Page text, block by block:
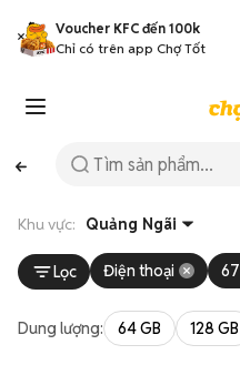
Voucher KFC đến 100k
Chỉ có trên app Chợ Tốt
Khu vực: Quảng Ngãi
Lọc Điện thoại 67
Dung lượng: 64 GB 128 GB